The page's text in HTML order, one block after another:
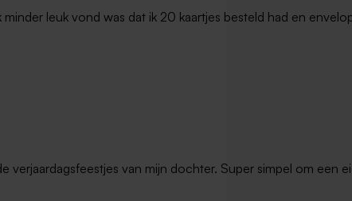
leuk vond was dat ik 20 kaartjes besteld had en
verjaardagsfeestjes van mijn dochter. Super simpel om een